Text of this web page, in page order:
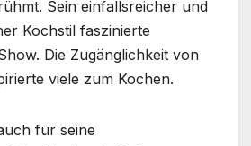
Sein einfallsreicher und
Kochstil faszinierte
Die Zugänglichkeit von
viele zum Kochen.
für seine